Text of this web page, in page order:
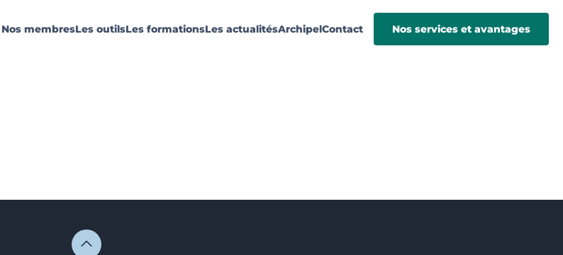
Nos membresLes outilsLes formationsLes actualitésArchipelContact Nos services et avantages